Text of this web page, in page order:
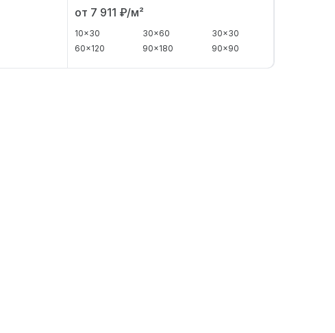
от 7 911 ₽/м²
10x30 30x60
30x30
60x120
90x180 90x90